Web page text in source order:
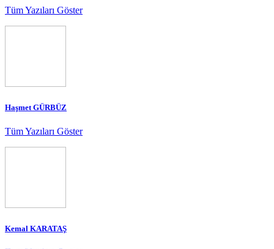
Tüm Yazıları Göster
Haşmet GÜRBÜZ
Tüm Yazıları Göster
Kemal KARATAŞ